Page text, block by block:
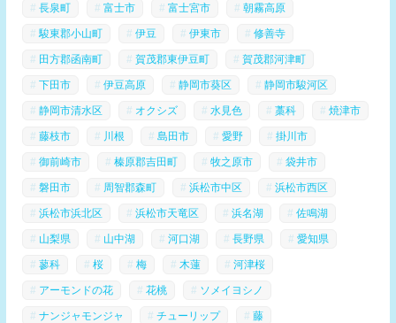
長泉町 富士市 富士宮市 朝霧高原
駿東郡小山町 伊豆 伊東市 修善寺
田方郡函南町 賀茂郡東伊豆町 賀茂郡河津町
下田市 伊豆高原 静岡市葵区 静岡市駿河区
静岡市清水区 オクシズ 水見色 藁科 焼津市
藤枝市 川根 島田市 愛野 掛川市
御前崎市 榛原郡吉田町 牧之原市 袋井市
磐田市 周智郡森町 浜松市中区 浜松市西区
浜松市浜北区 浜松市天竜区 浜名湖 佐鳴湖
山梨県 山中湖 河口湖 長野県 愛知県
蓼科 桜 梅 木蓮 河津桜
アーモンドの花 花桃 ソメイヨシノ
ナンジャモンジャ チューリップ 藤